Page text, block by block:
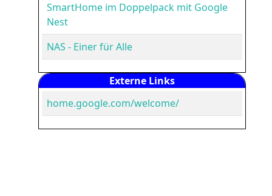
SmartHome im Doppelpack mit Google
Nest
NAS - Einer für Alle
Externe Links
home.google.com/welcome/